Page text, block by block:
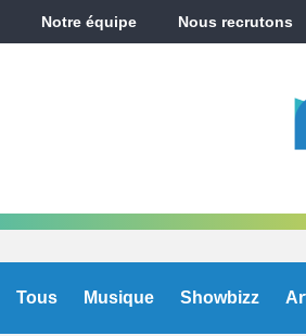
Notre équipe Nous recrutons
Tous Musique Showbizz